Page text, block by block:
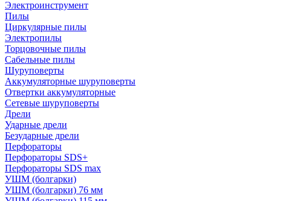
Электроинструмент
Пилы
Циркулярные пилы
Электропилы
Торцовочные пилы
Сабельные пилы
Шуруповерты
Аккумуляторные шуруповерты
Отвертки аккумуляторные
Сетевые шуруповерты
Дрели
Ударные дрели
Безударные дрели
Перфораторы
Перфораторы SDS+
Перфораторы SDS max
УШМ (болгарки)
УШМ (болгарки) 76 мм